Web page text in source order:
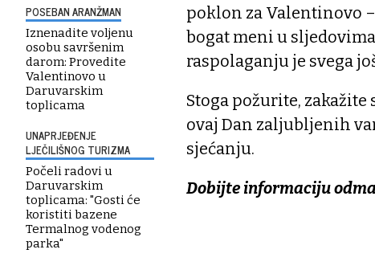
POSEBAN ARANŽMAN
Iznenadite voljenu
osobu savršenim
darom: Provedite
Valentinovo u
Daruvarskim
toplicama
UNAPRJEĐENJE
LJEČILIŠNOG TURIZMA
Počeli radovi u
Daruvarskim
toplicama: "Gosti će
koristiti bazene
Termalnog vodenog
parka"
poklon za Valentinovo
bogat meni u
raspolaganju je svega
Stoga požurite,
ovaj Dan zaljubljenih
sjećanju.
Dobijte informaciju